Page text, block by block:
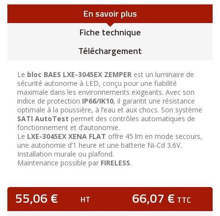
En savoir plus
Fiche technique
Téléchargement
Le bloc BAES LXE-3045EX ZEMPER est un luminaire de
sécurité autonome à LED, conçu pour une fiabilité
maximale dans les environnements exigeants. Avec son
indice de protection IP66/IK10, il garantit une résistance
optimale à la poussière, à l’eau et aux chocs. Son système
SATI AutoTest permet des contrôles automatiques de
fonctionnement et d’autonomie.
Le LXE-3045EX XENA FLAT offre 45 lm en mode secours,
une autonomie d’1 heure et une batterie Ni-Cd 3.6V.
Installation murale ou plafond.
Maintenance possible par FIRELESS.
55,06 € HT 66,07 € TTC